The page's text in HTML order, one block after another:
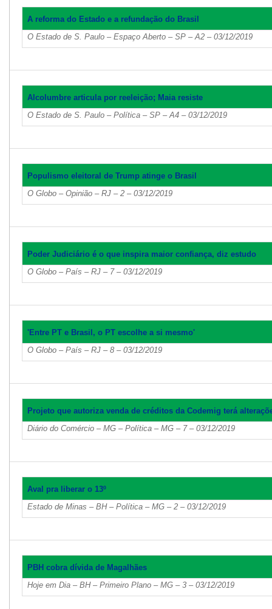
A reforma do Estado e a refundação do Brasil
O Estado de S. Paulo – Espaço Aberto – SP – A2 – 03/12/2019
Alcolumbre articula por reeleição; Maia resiste
O Estado de S. Paulo – Política – SP – A4 – 03/12/2019
Populismo eleitoral de Trump atinge o Brasil
O Globo – Opinião – RJ – 2 – 03/12/2019
Poder Judiciário é o que inspira maior confiança, diz estudo
O Globo – País – RJ – 7 – 03/12/2019
'Entre PT e Brasil, o PT escolhe a si mesmo'
O Globo – País – RJ – 8 – 03/12/2019
Projeto que autoriza venda de créditos da Codemig terá
Diário do Comércio – MG – Política – MG – 7 – 03/12/2019
Aval pra liberar o 13º
Estado de Minas – BH – Política – MG – 2 – 03/12/2019
PBH cobra dívida de Magalhães
Hoje em Dia – BH – Primeiro Plano – MG – 3 – 03/12/2019